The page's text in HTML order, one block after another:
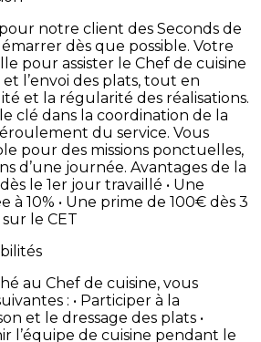
pour notre client des Seconds de
dès que possible. Votre
pour assister le Chef de cuisine
et l’envoi des plats, tout en
et la régularité des réalisations.
clé dans la coordination de la
du service. Vous
pour des missions ponctuelles,
d’une journée. Avantages de la
dès le 1er jour travaillé • Une
à 10% • Une prime de 100€ dès 3
sur le CET
au Chef de cuisine, vous
: • Participer à la
et le dressage des plats •
l’équipe de cuisine pendant le